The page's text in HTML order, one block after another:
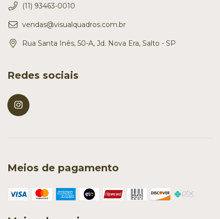
(11) 93463-0010
vendas@visualquadros.com.br
Rua Santa Inês, 50-A, Jd. Nova Era, Salto - SP
Redes sociais
Meios de pagamento